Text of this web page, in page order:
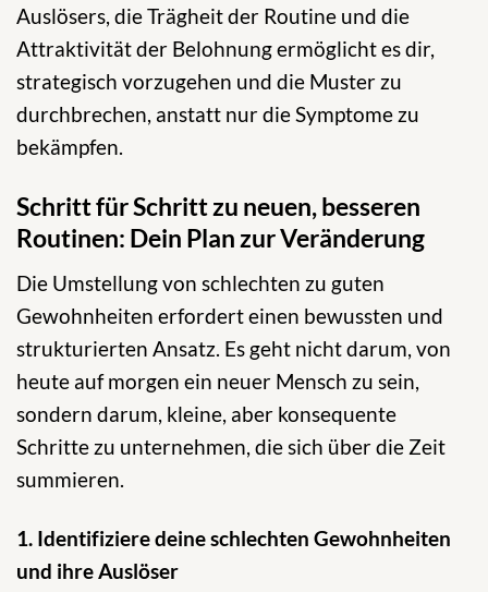
Auslösers, die Trägheit der Routine und die
Attraktivität der Belohnung ermöglicht es dir,
strategisch vorzugehen und die Muster zu
durchbrechen, anstatt nur die Symptome zu
bekämpfen.
Schritt für Schritt zu neuen, besseren
Routinen: Dein Plan zur Veränderung
Die Umstellung von schlechten zu guten
Gewohnheiten erfordert einen bewussten und
strukturierten Ansatz. Es geht nicht darum, von
heute auf morgen ein neuer Mensch zu sein,
sondern darum, kleine, aber konsequente
Schritte zu unternehmen, die sich über die Zeit
summieren.
1. Identifiziere deine schlechten Gewohnheiten
und ihre Auslöser